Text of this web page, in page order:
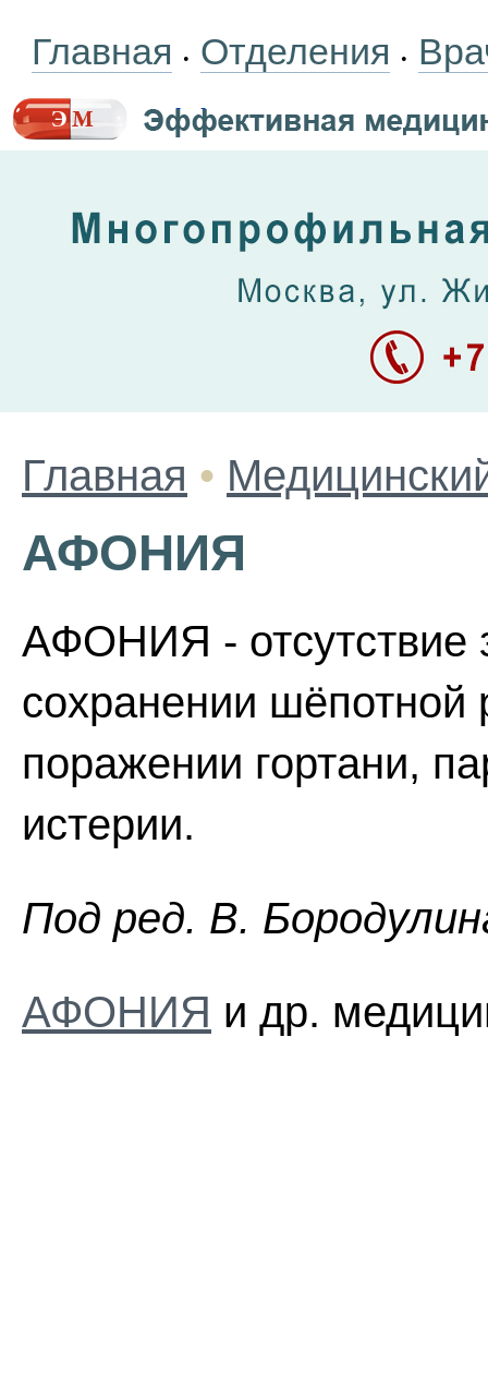
Главная • Отделения •
Главная •
АФОНИЯ
АФОНИЯ - отсутствие
сохранении шёпотной
поражении гортани,
истерии.
Пoд peд. B.
АФОНИЯ и др.